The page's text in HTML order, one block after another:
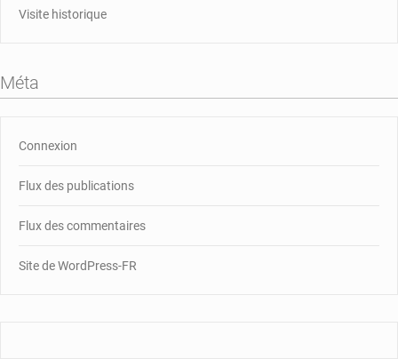
Visite historique
Méta
Connexion
Flux des publications
Flux des commentaires
Site de WordPress-FR